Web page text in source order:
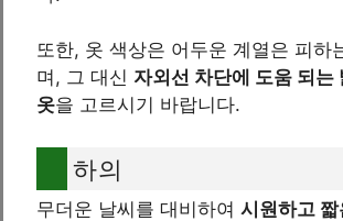
또한, 옷 색상은 어두운 계열은 피하
며, 그 대신 자외선 차단에 도움 되는
옷을 고르시기 바랍니다.
하의
무더운 날씨를 대비하여 시원하고 짧